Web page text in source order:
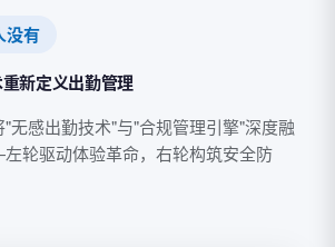
没有
新定义出勤管理
无感出勤技术"与"合规管理引擎"深度融
轮驱动体验革命，右轮构筑安全防